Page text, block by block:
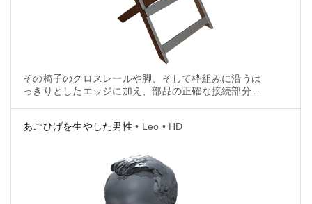
その椅子のクロスレールや脚、そして枠組みに沿うは
っきりとしたエッジに加え、部品の正確な接続部分に
あごひげを生やした男性 • Leo • HD